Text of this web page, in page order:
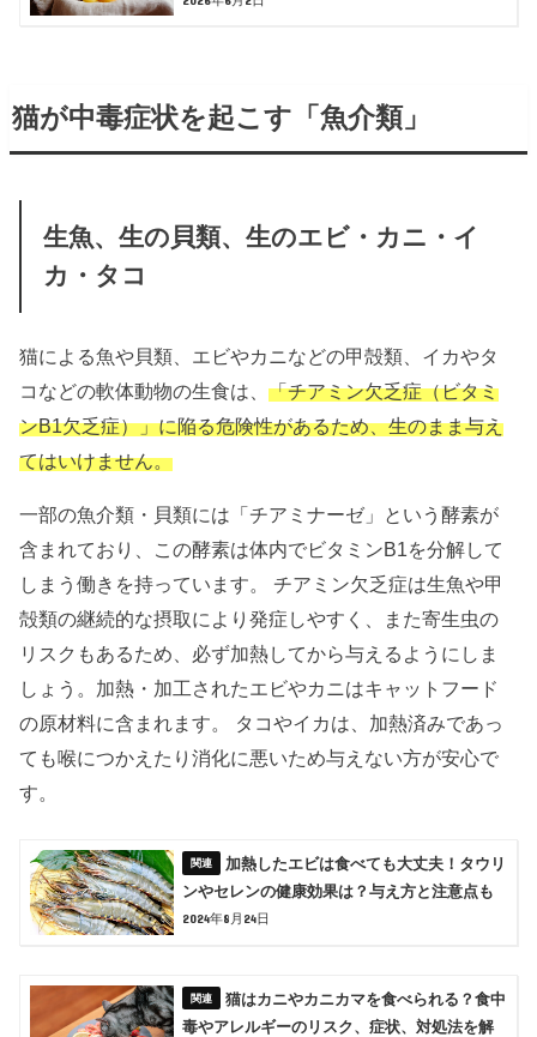
猫が中毒症状を起こす「魚介類」
生魚、生の貝類、生のエビ・カニ・イ
カ・タコ
猫による魚や貝類、エビやカニなどの甲殻類、イカやタ
コなどの軟体動物の生食は、「チアミン欠乏症（ビタミ
ンB1欠乏症）」に陥る危険性があるため、生のまま与え
てはいけません。
一部の魚介類・貝類には「チアミナーゼ」という酵素が
含まれており、この酵素は体内でビタミンB1を分解して
しまう働きを持っています。 チアミン欠乏症は生魚や甲
殻類の継続的な摂取により発症しやすく、また寄生虫の
リスクもあるため、必ず加熱してから与えるようにしま
しょう。加熱・加工されたエビやカニはキャットフード
の原材料に含まれます。 タコやイカは、加熱済みであっ
ても喉につかえたり消化に悪いため与えない方が安心で
す。
加熱したエビは食べても大丈夫！タウリ
ンやセレンの健康効果は？与え方と注意点も
2024年8月24日
猫はカニやカニカマを食べられる？食中
毒やアレルギーのリスク、症状、対処法を解